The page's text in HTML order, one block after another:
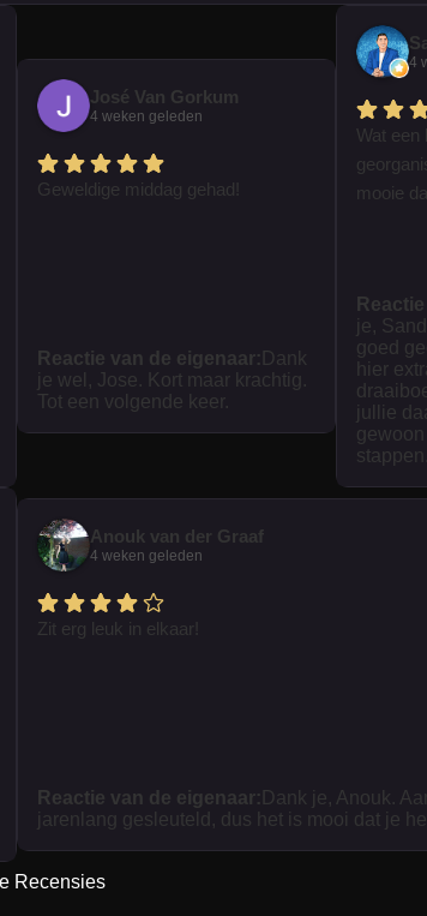
José Van Gorkum
4 weken geleden
Geweldige middag gehad!
Reactie van de eigenaar: Dank
je wel, Jose. Kort maar krachtig.
Tot een volgende keer.
4
Wat een
mooie
je,
goed
hier
jullie
stappen.
Anouk van der Graaf
4 weken geleden
Zit erg leuk in elkaar!
Reactie van de eigenaar: Dank je, Anouk.
jarenlang gesleuteld, dus het is mooi dat je
Recensies